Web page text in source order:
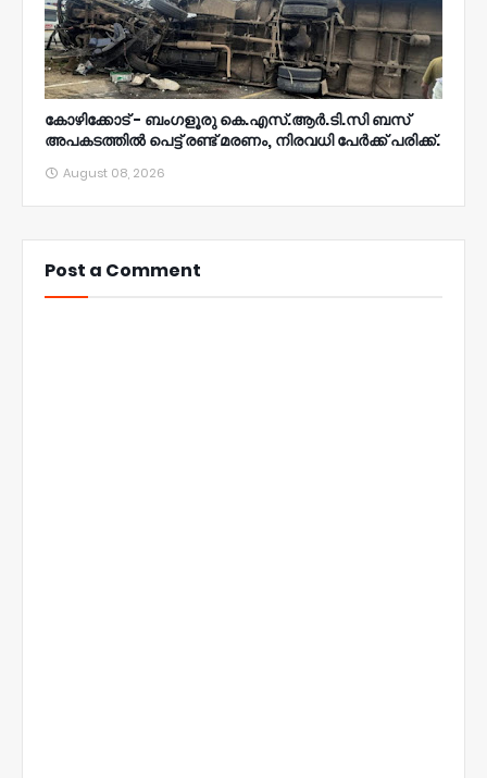
കോഴിക്കോട് - ബംഗളൂരു കെ.എസ്.ആർ.ടി.സി ബസ്
അപകടത്തിൽ പെട്ട് രണ്ട് മരണം, നിരവധി പേർക്ക് പരിക്ക്.
August 08, 2026
Post a Comment